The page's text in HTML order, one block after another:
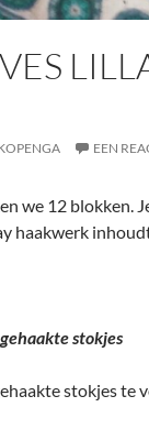
EEN
we 12 blokken.
haakwerk
stokjes
stokjes te